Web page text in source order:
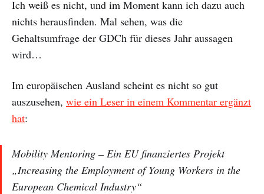
Ich weiß es nicht, und im Moment kann ich dazu auch
nichts herausfinden. Mal sehen, was die
Gehaltsumfrage der GDCh für dieses Jahr aussagen
wird…
Im europäischen Ausland scheint es nicht so gut
auszusehen, wie ein Leser in einem Kommentar ergänzt
hat:
Mobility Mentoring – Ein EU finanziertes Projekt
„Increasing the Employment of Young Workers in the
European Chemical Industry“